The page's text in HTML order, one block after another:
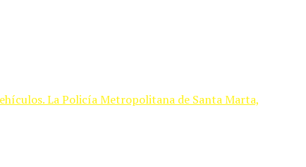
La Policía Metropolitana de Santa Marta,